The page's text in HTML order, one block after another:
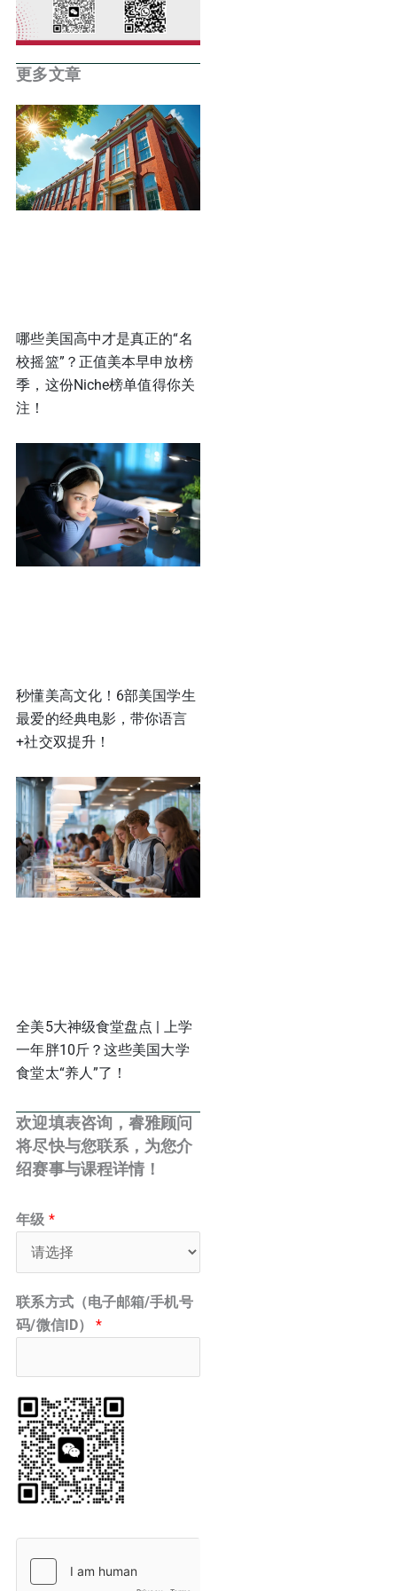
更多文章
哪些美国高中才是真正的“名
校摇篮”？正值美本早申放榜
季，这份Niche榜单值得你关
注！
秒懂美高文化！6部美国学生
最爱的经典电影，带你语言
+社交双提升！
全美5大神级食堂盘点 | 上学
一年胖10斤？这些美国大学
食堂太“养人”了！
欢迎填表咨询，睿雅顾问
将尽快与您联系，为您介
绍赛事与课程详情！
年级 *
联系方式（电子邮箱/手机号
码/微信ID）*